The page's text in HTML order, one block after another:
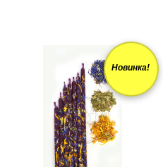
Новинка!